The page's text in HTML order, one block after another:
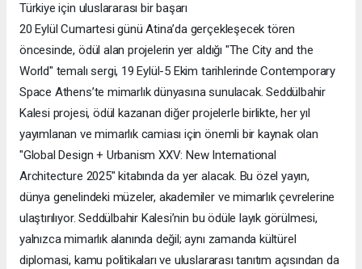
Türkiye için uluslararası bir başarı
20 Eylül Cumartesi günü Atina’da gerçekleşecek tören
öncesinde, ödül alan projelerin yer aldığı "The City and the
World" temalı sergi, 19 Eylül-5 Ekim tarihlerinde Contemporary
Space Athens’te mimarlık dünyasına sunulacak. Seddülbahir
Kalesi projesi, ödül kazanan diğer projelerle birlikte, her yıl
yayımlanan ve mimarlık camiası için önemli bir kaynak olan
"Global Design + Urbanism XXV: New International
Architecture 2025" kitabında da yer alacak. Bu özel yayın,
dünya genelindeki müzeler, akademiler ve mimarlık çevrelerine
ulaştırılıyor. Seddülbahir Kalesi’nin bu ödüle layık görülmesi,
yalnızca mimarlık alanında değil; aynı zamanda kültürel
diplomasi, kamu politikaları ve uluslararası tanıtım açısından da